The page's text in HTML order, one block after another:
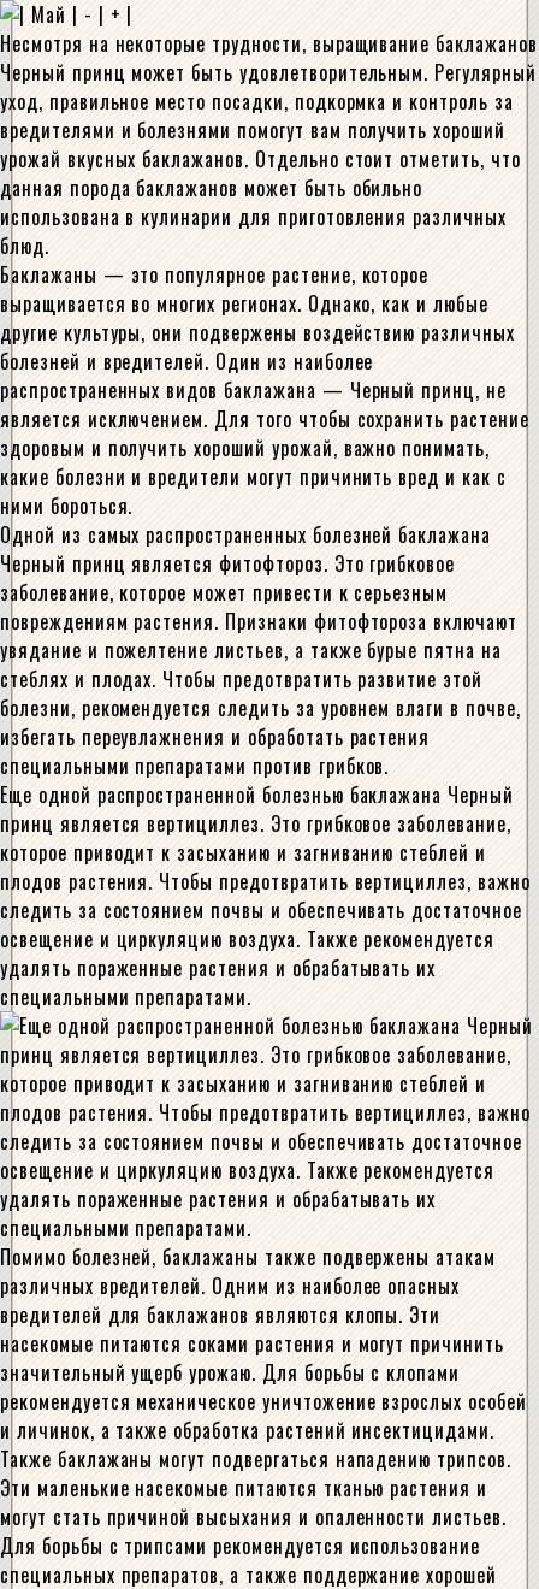
Несмотря на некоторые трудности, выращивание баклажанов
Черный принц может быть удовлетворительным. Регулярный
уход, правильное место посадки, подкормка и контроль за
вредителями и болезнями помогут вам получить хороший
урожай вкусных баклажанов. Отдельно стоит отметить, что
данная порода баклажанов может быть обильно
использована в кулинарии для приготовления различных
блюд.
Баклажаны — это популярное растение, которое
выращивается во многих регионах. Однако, как и любые
другие культуры, они подвержены воздействию различных
болезней и вредителей. Один из наиболее
распространенных видов баклажана — Черный принц, не
является исключением. Для того чтобы сохранить растение
здоровым и получить хороший урожай, важно понимать,
какие болезни и вредители могут причинить вред и как с
ними бороться.
Одной из самых распространенных болезней баклажана
Черный принц является фитофтороз. Это грибковое
заболевание, которое может привести к серьезным
повреждениям растения. Признаки фитофтороза включают
увядание и пожелтение листьев, а также бурые пятна на
стеблях и плодах. Чтобы предотвратить развитие этой
болезни, рекомендуется следить за уровнем влаги в почве,
избегать переувлажнения и обработать растения
специальными препаратами против грибков.
Еще одной распространенной болезнью баклажана Черный
принц является вертициллез. Это грибковое заболевание,
которое приводит к засыханию и загниванию стеблей и
плодов растения. Чтобы предотвратить вертициллез, важно
следить за состоянием почвы и обеспечивать достаточное
освещение и циркуляцию воздуха. Также рекомендуется
удалять пораженные растения и обрабатывать их
специальными препаратами.
Помимо болезней, баклажаны также подвержены атакам
различных вредителей. Одним из наиболее опасных
вредителей для баклажанов являются клопы. Эти
насекомые питаются соками растения и могут причинить
значительный ущерб урожаю. Для борьбы с клопами
рекомендуется механическое уничтожение взрослых особей
и личинок, а также обработка растений инсектицидами.
Также баклажаны могут подвергаться нападению трипсов.
Эти маленькие насекомые питаются тканью растения и
могут стать причиной высыхания и опаленности листьев.
Для борьбы с трипсами рекомендуется использование
специальных препаратов, а также поддержание хорошей